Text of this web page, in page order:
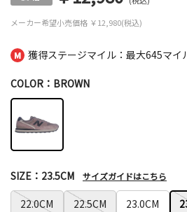
獲得ステージマイル：最大645マイ
メーカー希望小売価格 ￥12,980(税込)
COLOR：BROWN
22.0CM 22.5CM 23.0CM
SIZE：23.5CM サイズガイドはこちら